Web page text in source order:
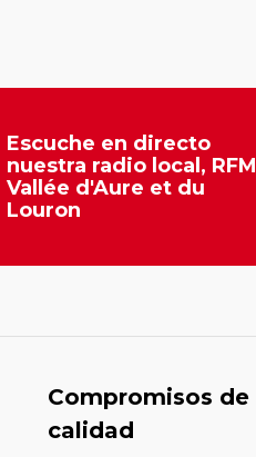
Escuche en directo
nuestra radio local, RFM
Vallée d'Aure et du
Louron
Compromisos de
calidad